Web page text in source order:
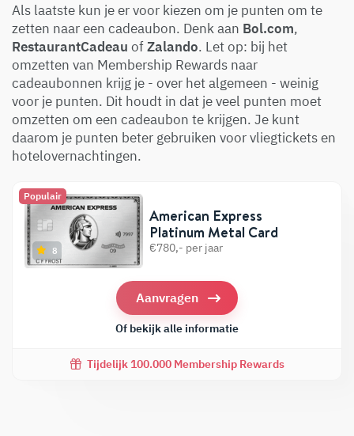
Als laatste kun je er voor kiezen om je punten om te
zetten naar een cadeaubon. Denk aan Bol.com,
RestaurantCadeau ofZalando. Let op: bij het
omzetten van Membership Rewards naar
cadeaubonnen krijg je - over het algemeen - weinig
voor je punten. Dit houdt in dat je veel punten moet
omzetten om een cadeaubon te krijgen. Je kunt
daarom je punten beter gebruiken voor vliegtickets en
hotelovernachtingen.
Populair
American Express
Platinum Metal Card
€780,- per jaar
8
Aanvragen
Of bekijk alle informatie
Tijdelijk 100.000 Membership Rewards